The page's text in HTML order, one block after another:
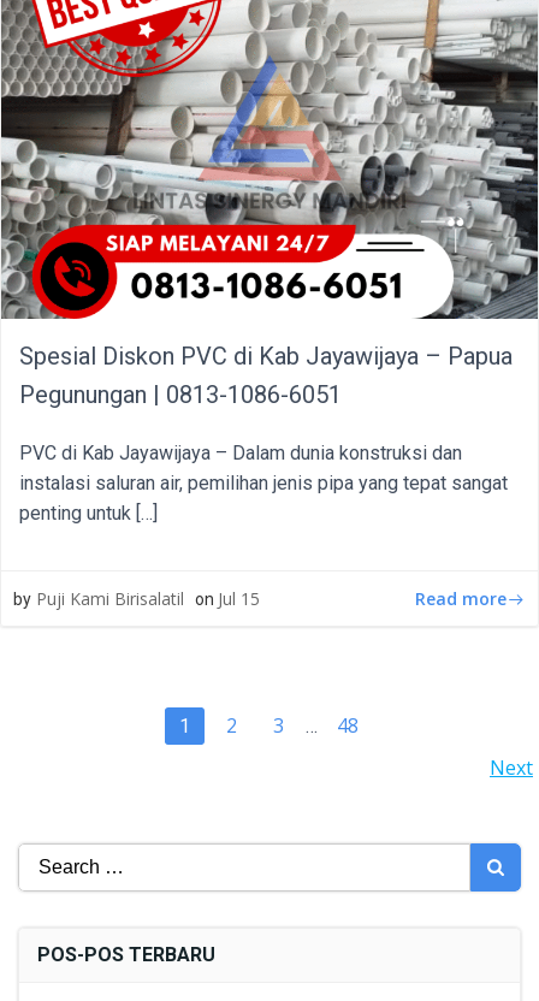
Spesial Diskon PVC di Kab Jayawijaya – Papua
Pegunungan | 0813-1086-6051
PVC di Kab Jayawijaya – Dalam dunia konstruksi dan
instalasi saluran air, pemilihan jenis pipa yang tepat sangat
penting untuk […]
by Puji Kami Birisalatil on Jul 15 Read more
Page
1 Page
2 Page
3 … Page
48
NAVIGATION
Next
Search
POS-POS TERBARU